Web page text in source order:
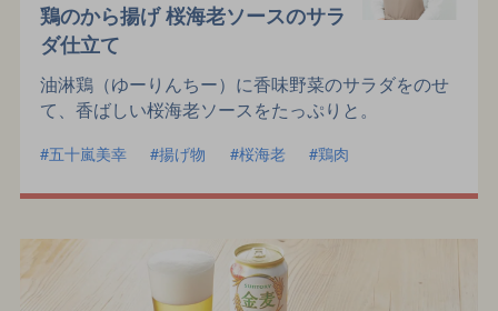
鶏のから揚げ 桜海老ソースのサラ
ダ仕立て
油淋鶏（ゆーりんちー）に香味野菜のサラダをのせ
て、香ばしい桜海老ソースをたっぷりと。
五十嵐美幸 揚げ物 桜海老 鶏肉